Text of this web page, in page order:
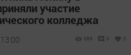
участие
колледжа
369 0 0